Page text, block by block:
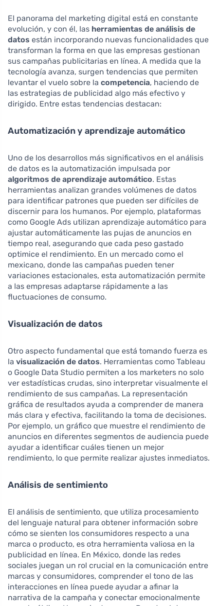
El panorama del marketing digital está en constante
evolución, y con él, las herramientas de análisis de
datos están incorporando nuevas funcionalidades que
transforman la forma en que las empresas gestionan
sus campañas publicitarias en línea. A medida que la
tecnología avanza, surgen tendencias que permiten
levantar el vuelo sobre la competencia, haciendo de
las estrategias de publicidad algo más efectivo y
dirigido. Entre estas tendencias destacan:
Automatización y aprendizaje automático
Uno de los desarrollos más significativos en el análisis
de datos es la automatización impulsada por
algoritmos de aprendizaje automático. Estas
herramientas analizan grandes volúmenes de datos
para identificar patrones que pueden ser difíciles de
discernir para los humanos. Por ejemplo, plataformas
como Google Ads utilizan aprendizaje automático para
ajustar automáticamente las pujas de anuncios en
tiempo real, asegurando que cada peso gastado
optimice el rendimiento. En un mercado como el
mexicano, donde las campañas pueden tener
variaciones estacionales, esta automatización permite
a las empresas adaptarse rápidamente a las
fluctuaciones de consumo.
Visualización de datos
Otro aspecto fundamental que está tomando fuerza es
la visualización de datos. Herramientas como Tableau
o Google Data Studio permiten a los marketers no solo
ver estadísticas crudas, sino interpretar visualmente el
rendimiento de sus campañas. La representación
gráfica de resultados ayuda a comprender de manera
más clara y efectiva, facilitando la toma de decisiones.
Por ejemplo, un gráfico que muestre el rendimiento de
anuncios en diferentes segmentos de audiencia puede
ayudar a identificar cuáles tienen un mejor
rendimiento, lo que permite realizar ajustes inmediatos.
Análisis de sentimiento
El análisis de sentimiento, que utiliza procesamiento
del lenguaje natural para obtener información sobre
cómo se sienten los consumidores respecto a una
marca o producto, es otra herramienta valiosa en la
publicidad en línea. En México, donde las redes
sociales juegan un rol crucial en la comunicación entre
marcas y consumidores, comprender el tono de las
interacciones en línea puede ayudar a afinar la
narrativa de la campaña y conectar emocionalmente